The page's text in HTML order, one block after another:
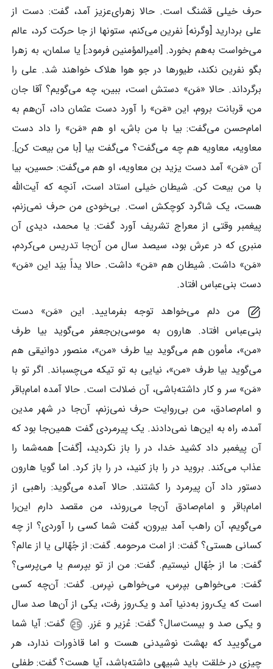
حرف خیلی قشنگ است. حالا زهرای‌عزیز آمد، گفت: دست از
علی بردارید [وگرنه] نفرین می‌کنم، ستونها از جا حرکت کرد، عالم
می‌خواست به‌هم بخورد. [امیرالمؤمنین فرمود:] یا سلمان، به زهرا
بگو نفرین نکند، طیورها در جو هوا هلاک خواهند شد. علی را
برگرداند. حالا «مَن» دستش است، ببین، چه می‌گویم؟ آقا جان
من، قربانت بروم، این «مَن» را آورد دست عثمان داد، آن‌هم به
امام‌حسن می‌گفت: بیا با من باش، او هم «مَن» را داد دست
معاویه، معاویه هم چه می‌گفت؟ می‌گفت بیا [با من بیعت کن].
آن «مَن» آمد دست یزید بن معاویه، او هم می‌گفت: حسین، بیا
با من بیعت کن. شیطان خیلی استاد است، آنچه که آیت‌الله
هست، یک شاگرد کوچکش است. بی‌خودی من حرف نمی‌زنم،
پیغمبر وقتی از معراج تشریف آورد گفت: یا محمد، دیدی آن
منبری که در عرش بود، سیصد سال من آن‌جا تدریس می‌کردم،
«مَن» داشت. شیطان هم «مَن» داشت. حالا یداً بیَد این «مَن»
دست بنی‌عباس افتاد.
من دلم می‌خواهد توجه بفرمایید. این «مَن» دست
بنی‌عباس افتاد. هارون به موسی‌بن‌جعفر می‌گوید بیا طرف
«من»، مأمون هم می‌گوید بیا طرف «من»، منصور دوانیقی هم
می‌گوید بیا طرف «من»، نیایی به تو تیکه می‌چسباند. اگر تو با
«مَن» سر و کار داشته‌باشی، آن ضلالت است. حالا آمده امام‌باقر
و امام‌صادق، من بی‌روایت حرف نمی‌زنم، آن‌جا در شهر مدین
آمده، راه به این‌ها نمی‌دادند. یک پیرمردی گفت همین‌جا بود که
آن پیغمبر داد کشید خدا، در را باز نکردید، [گفت] همه‌شما را
عذاب می‌کند. بروید در را باز کنید، در را باز کرد. اما گویا هارون
دستور داد آن پیرمرد را کشتند. حالا آمده می‌گوید: راهبی از
امام‌باقر و امام‌صادق آن‌جا می‌روند، من مقصد دارم این‌را
می‌گویم، آن راهب آمد بیرون، گفت شما کسی را آوردی؟ از چه
کسانی هستی؟ گفت: از امت مرحومه. گفت: از جُهّالی یا از عالم؟
گفت: ما از جُهّال نیستیم. گفت: من از تو بپرسم یا می‌پرسی؟
گفت: می‌خواهی بپرس، می‌خواهی نپرس. گفت: آن‌چه کسی
است که یک‌روز به‌دنیا آمد و یک‌روز رفت، یکی از آن‌ها صد سال
و یکی صد و بیست‌سال؟ گفت: عُزیر و عَزر.
گفت: آیا شما
می‌گویید که بهشت نوشیدنی هست و اما قاذورات ندارد، هر
چیزی در خلقت باید شبیهی داشته‌باشد، آیا هست؟ گفت: طفلی